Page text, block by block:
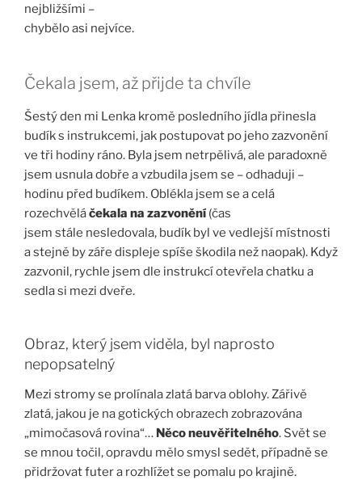
nejbližšími –
chybělo asi nejvíce.
Čekala jsem, až přijde ta chvíle
Šestý den mi Lenka kromě posledního jídla přinesla
budík s instrukcemi, jak postupovat po jeho zazvonění
ve tři hodiny ráno. Byla jsem netrpělivá, ale paradoxně
jsem usnula dobře a vzbudila jsem se – odhaduji –
hodinu před budíkem. Oblékla jsem se a celá
rozechvěláčekala na zazvonění (čas
jsem stále nesledovala, budík byl ve vedlejší místnosti
a stejně by záře displeje spíše škodila než naopak). Když
zazvonil, rychle jsem dle instrukcí otevřela chatku a
sedla si mezi dveře.
Obraz, který jsem viděla, byl naprosto
nepopsatelný
Mezi stromy se prolínala zlatá barva oblohy. Zářivě
zlatá, jakou je na gotických obrazech zobrazována
„mimočasová rovina“… Něco neuvěřitelného. Svět se
se mnou točil, opravdu mělo smysl sedět, případně se
přidržovat futer a rozhlížet se pomalu po krajině.